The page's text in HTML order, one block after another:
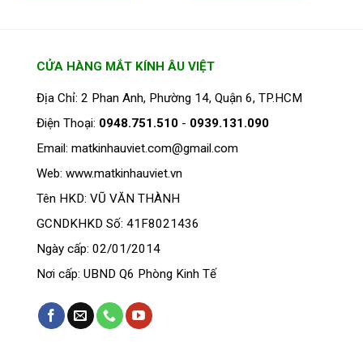
CỬA HÀNG MẮT KÍNH ÂU VIỆT
Địa Chỉ: 2 Phan Anh, Phường 14, Quận 6, TP.HCM
Điện Thoại: 0948.751.510 - 0939.131.090
Email: matkinhauviet.com@gmail.com
Web: www.matkinhauviet.vn
Tên HKD: VŨ VĂN THÀNH
GCNDKHKD Số: 41F8021436
Ngày cấp: 02/01/2014
Nơi cấp: UBND Q6 Phòng Kinh Tế